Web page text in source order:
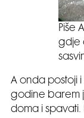
Piše
gdje
A onda postoji
godine barem
doma i